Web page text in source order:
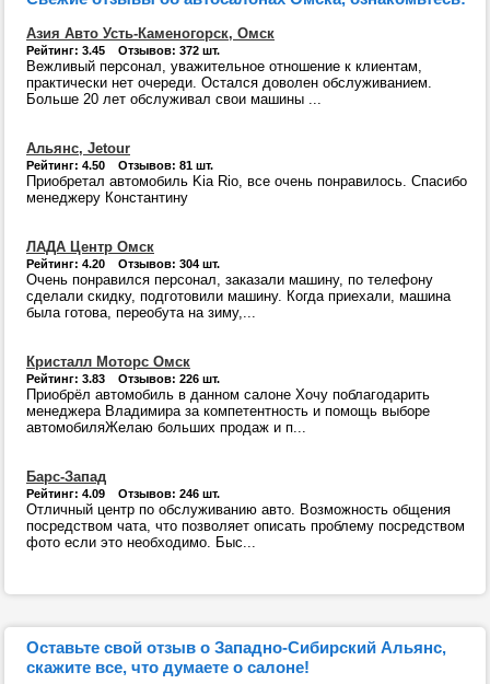
Азия Авто Усть-Каменогорск, Омск
Рейтинг: 3.45 Отзывов: 372 шт.
Вежливый персонал, уважительное отношение к клиентам,
практически нет очереди. Остался доволен обслуживанием.
Больше 20 лет обслуживал свои машины ...
Альянс, Jetour
Рейтинг: 4.50 Отзывов: 81 шт.
Приобретал автомобиль Kia Rio, все очень понравилось. Спасибо
менеджеру Константину
ЛАДА Центр Омск
Рейтинг: 4.20 Отзывов: 304 шт.
Очень понравился персонал, заказали машину, по телефону
сделали скидку, подготовили машину. Когда приехали, машина
была готова, переобута на зиму,...
Кристалл Моторс Омск
Рейтинг: 3.83 Отзывов: 226 шт.
Приобрёл автомобиль в данном салоне Хочу поблагодарить
менеджера Владимира за компетентность и помощь выборе
автомобиляЖелаю больших продаж и п...
Барс-Запад
Рейтинг: 4.09 Отзывов: 246 шт.
Отличный центр по обслуживанию авто. Возможность общения
посредством чата, что позволяет описать проблему посредством
фото если это необходимо. Быс...
Оставьте свой отзыв о Западно-Сибирский Альянс,
скажите все, что думаете о салоне!